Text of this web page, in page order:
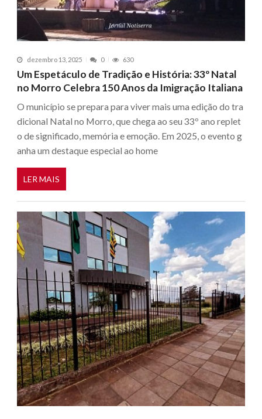
dezembro 13, 2025 0 630
Um Espetáculo de Tradição e História: 33º Natal
no Morro Celebra 150 Anos da Imigração Italiana
O município se prepara para viver mais uma edição do tra
dicional Natal no Morro, que chega ao seu 33º ano replet
o de significado, memória e emoção. Em 2025, o evento g
anha um destaque especial ao home
LER MAIS